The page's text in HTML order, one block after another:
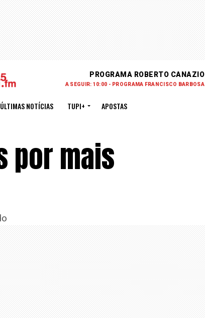
PROGRAMA ROBERTO CANAZIO
A SEGUIR: 10:00 - PROGRAMA FRANCISCO BARBOSA
ÚLTIMAS NOTÍCIAS TUPI+ APOSTAS
por mais